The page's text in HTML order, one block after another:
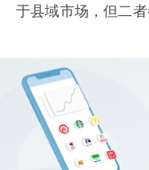
于县域市场，但二